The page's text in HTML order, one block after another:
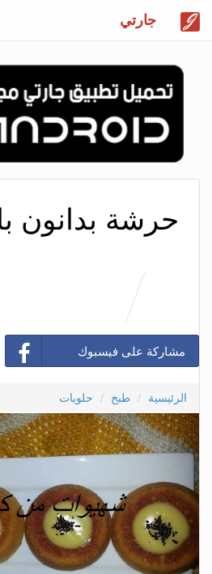
جارتي
حرشة بدانون
مشاركة على فيسبوك
الرئيسية طبخ حلويات